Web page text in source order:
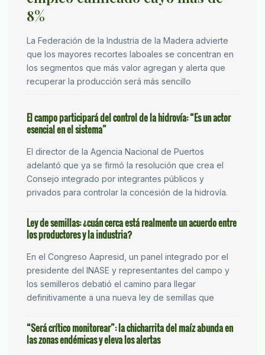
8%
La Federación de la Industria de la Madera advierte
que los mayores recortes laboales se concentran en
los segmentos que más valor agregan y alerta que
recuperar la producción será más sencillo
El campo participará del control de la hidrovía: “Es un actor
esencial en el sistema”
El director de la Agencia Nacional de Puertos
adelantó que ya se firmó la resolución que crea el
Consejo integrado por integrantes públicos y
privados para controlar la concesión de la hidrovía.
Ley de semillas: ¿cuán cerca está realmente un acuerdo entre
los productores y la industria?
En el Congreso Aapresid, un panel integrado por el
presidente del INASE y representantes del campo y
los semilleros debatió el camino para llegar
definitivamente a una nueva ley de semillas que
“Será crítico monitorear”: la chicharrita del maíz abunda en
las zonas endémicas y eleva los alertas